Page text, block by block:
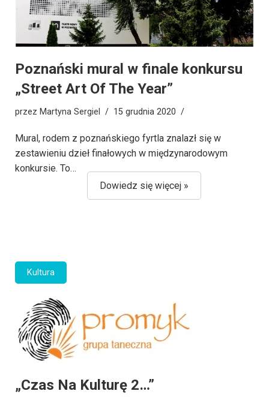
Poznański mural w finale konkursu
„Street Art Of The Year”
przez Martyna Sergiel 15 grudnia 2020
Mural, rodem z poznańskiego fyrtla znalazł się w
zestawieniu dzieł finałowych w międzynarodowym
konkursie. To…
Dowiedz się więcej »
„Czas Na Kulturę 2…”
Kultura